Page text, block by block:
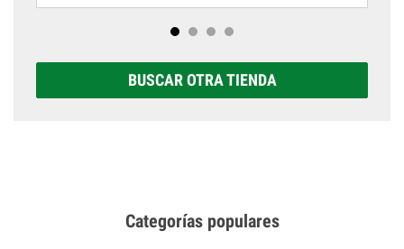
BUSCAR OTRA TIENDA
Categorías populares